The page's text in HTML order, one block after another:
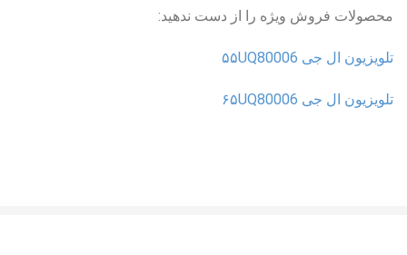
محصولات فروش ویژه را از دست ندهید:
تلویزیون ال جی ۵۵UQ80006
تلویزیون ال جی ۶۵UQ80006